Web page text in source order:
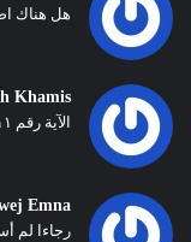
هل هناك
Khamis
الآية رقم ١١ بها خطأ لا تَسْمَعُ فِيها لاغِيَةً لقد ضمت التا...
Emna
رجاءا لم